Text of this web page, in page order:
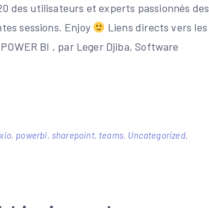
des utilisateurs et experts passionnés des
sessions. Enjoy
Liens directs vers les
BI , par Leger Djiba, Software
, powerbi, sharepoint, teams, Uncategorized,